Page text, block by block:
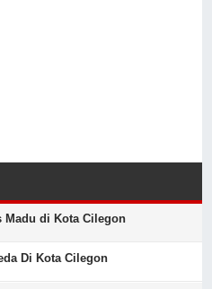
Madu di Kota Cilegon
Di Kota Cilegon